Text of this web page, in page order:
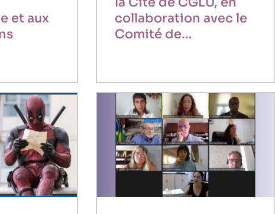
et aux
collaboration avec le
Comité de…